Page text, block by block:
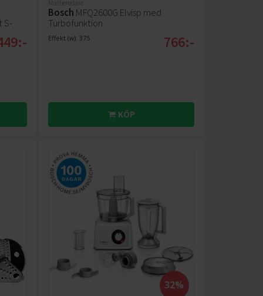
S-
Matberedare
Bosch MFQ2600G Elvisp med
Turbofunktion
Effekt (w): 375 766:-
KÖP
32%